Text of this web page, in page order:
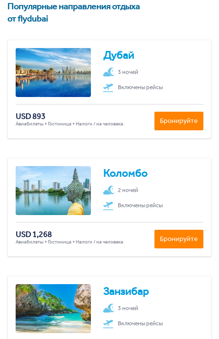
Популярные направления отдыха
от flydubai
Дубай
3 ночей
Включены рейсы
USD 893
Авиабилеты + Гостиница + Налоги / на человека Бронируйте
Коломбо
2 ночей
Включены рейсы
USD 1,268
Авиабилеты + Гостиница + Налоги / на человека Бронируйте
Занзибар
3 ночей
Включены рейсы